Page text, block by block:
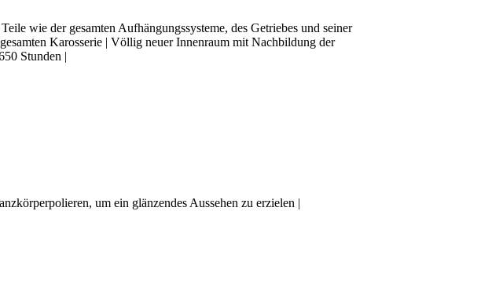
wie der gesamten Aufhängungssysteme, des Getriebes und seiner
Karosserie | Völlig neuer Innenraum mit Nachbildung der
Stunden |
um ein glänzendes Aussehen zu erzielen |